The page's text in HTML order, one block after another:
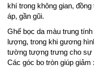
khí trong không gian,
áp, gần gũi.
Ghế bọc da màu trung
lượng, trong khi gương
tường tượng trưng cho sự
Các góc bo tròn giúp